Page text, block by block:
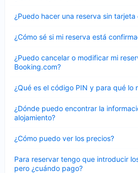
¿Puedo hacer una reserva sin
cerrado
¿Cómo sé si mi reserva está
cerrado
¿Puedo cancelar o modificar mi
Booking.com?
cerrado
¿Qué es el código PIN y para qué lo
cerrado
¿Dónde puedo encontrar la
alojamiento?
cerrado
¿Cómo puedo ver los precios?
cerrado
Para reservar tengo que introducir
pero ¿cuándo pago?
cerrado